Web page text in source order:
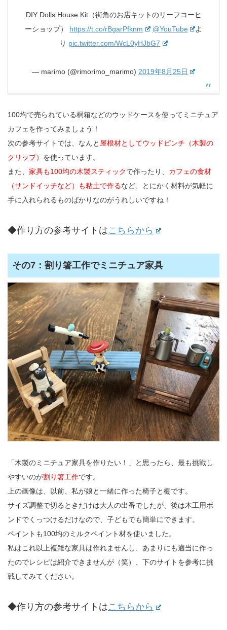
DIY Dolls House Kit（街角のお店キットのリーフコーヒ
ーショップ） https://t.co/rBgarPfknm @YouTube
よ
り pic.twitter.com/WcL0yHJbG7
— marimo (@rimorimo_marimo) 2019年8月25日
100均で売られている桐箱などのウッドケースを使ってミニチュア
カフェを作ってみましょう！
次の参考サイトでは、なんと 屋根材としてウッドピンチ（木製の
クリップ） を使っています。
また、 家具も100均の木製スティックで作ったり、 カフェの食材
（サンドイッチなど）も粘土で作るなど、とにかく材料が気軽に
手に入れられるものばかりなのがうれしいですね！
◆作り方の参考サイトはこちらから
その7：割り箸工作でミニチュア家具
「木製のミニチュア家具を作りたい！」と思ったら、最も挑戦し
やすいのが割り箸工作です。
上の画像は、以前、私が娘と一緒に作った椅子と棚です。
サイズ調整で切るときだけは大人の出番でしたが、後は木工用ボ
ンドでくっつけるだけなので、子どもでも簡単にできます。
ペイントも100均のミルクペイント材を使いました。
私はこれ以上複雑な家具は作れませんし、あまりにも適当に作っ
たのでレシピは紹介できませんが（笑）、下のサイトを参考に挑
戦してみてください。
◆作り方の参考サイトはこちらから